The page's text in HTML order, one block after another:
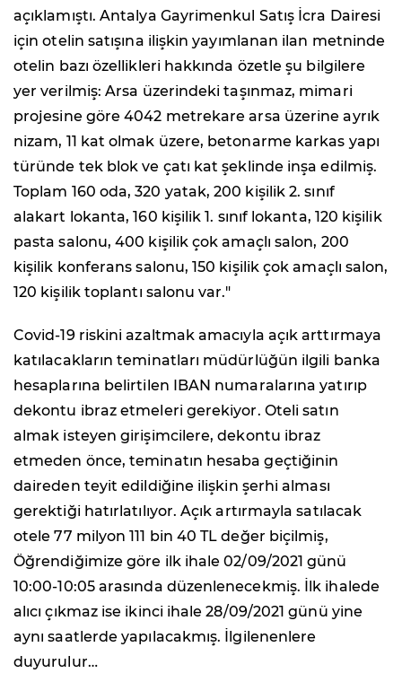
açıklamıştı. Antalya Gayrimenkul Satış İcra Dairesi
için otelin satışına ilişkin yayımlanan ilan metninde
otelin bazı özellikleri hakkında özetle şu bilgilere
yer verilmiş: Arsa üzerindeki taşınmaz, mimari
projesine göre 4042 metrekare arsa üzerine ayrık
nizam, 11 kat olmak üzere, betonarme karkas yapı
türünde tek blok ve çatı kat şeklinde inşa edilmiş.
Toplam 160 oda, 320 yatak, 200 kişilik 2. sınıf
alakart lokanta, 160 kişilik 1. sınıf lokanta, 120 kişilik
pasta salonu, 400 kişilik çok amaçlı salon, 200
kişilik konferans salonu, 150 kişilik çok amaçlı salon,
120 kişilik toplantı salonu var."
Covid-19 riskini azaltmak amacıyla açık arttırmaya
katılacakların teminatları müdürlüğün ilgili banka
hesaplarına belirtilen IBAN numaralarına yatırıp
dekontu ibraz etmeleri gerekiyor. Oteli satın
almak isteyen girişimcilere, dekontu ibraz
etmeden önce, teminatın hesaba geçtiğinin
daireden teyit edildiğine ilişkin şerhi alması
gerektiği hatırlatılıyor. Açık artırmayla satılacak
otele 77 milyon 111 bin 40 TL değer biçilmiş,
Öğrendiğimize göre ilk ihale 02/09/2021 günü
10:00-10:05 arasında düzenlenecekmiş. İlk ihalede
alıcı çıkmaz ise ikinci ihale 28/09/2021 günü yine
aynı saatlerde yapılacakmış. İlgilenenlere
duyurulur…